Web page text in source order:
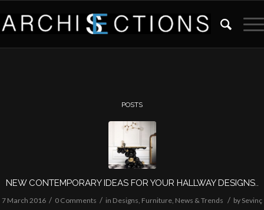
POSTS
NEW CONTEMPORARY IDEAS FOR YOUR HALLWAY DESIGNS..
7 March 2016 / 0 Comments / in Designs, Furniture, News & Trends / by Sevinç